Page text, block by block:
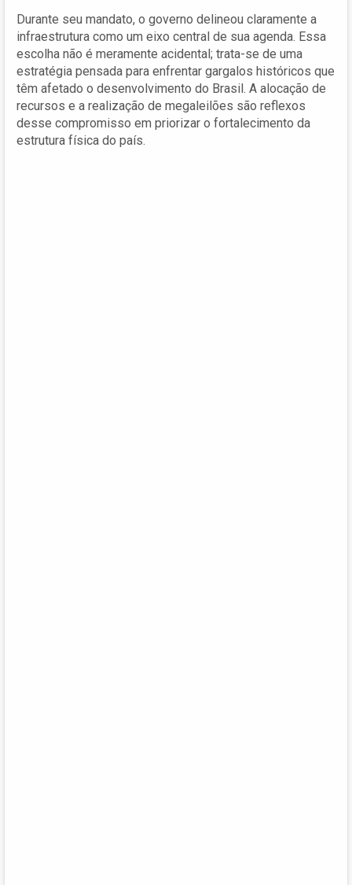
Durante seu mandato, o governo delineou claramente a
infraestrutura como um eixo central de sua agenda. Essa
escolha não é meramente acidental; trata-se de uma
estratégia pensada para enfrentar gargalos históricos que
têm afetado o desenvolvimento do Brasil. A alocação de
recursos e a realização de megaleilões são reflexos
desse compromisso em priorizar o fortalecimento da
estrutura física do país.